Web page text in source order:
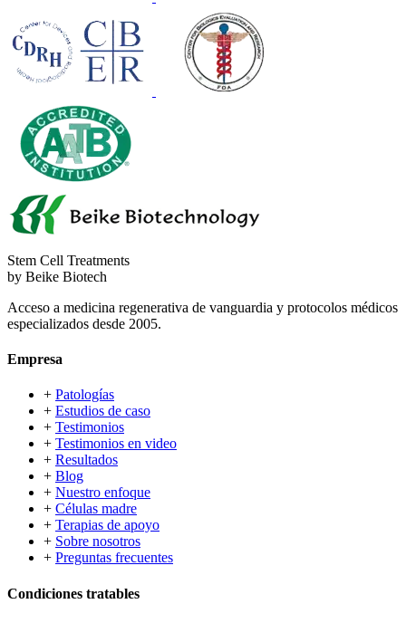
Stem Cell Treatments
by Beike Biotech
Acceso a medicina regenerativa de vanguardia y protocolos médicos
especializados desde 2005.
Empresa
+ Patologías
+ Estudios de caso
+ Testimonios
+ Testimonios en video
+ Resultados
+ Blog
+ Nuestro enfoque
+ Células madre
+ Terapias de apoyo
+ Sobre nosotros
+ Preguntas frecuentes
Condiciones tratables